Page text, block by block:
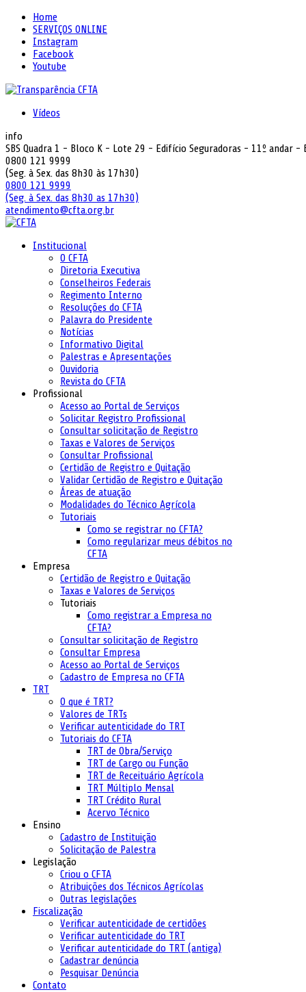
Home
SERVIÇOS ONLINE
Instagram
Facebook
Youtube
Vídeos
info
SBS Quadra 1 - Bloco K - Lote 29 - Edifício Seguradoras - 11º andar
0800 121 9999
(Seg. à Sex. das 8h30 às 17h30)
0800 121 9999
(Seg. à Sex. das 8h30 as 17h30)
atendimento@cfta.org.br
Institucional
O CFTA
Diretoria Executiva
Conselheiros Federais
Regimento Interno
Resoluções do CFTA
Palavra do Presidente
Notícias
Informativo Digital
Palestras e Apresentações
Ouvidoria
Revista do CFTA
Profissional
Acesso ao Portal de Serviços
Solicitar Registro Profissional
Consultar solicitação de Registro
Taxas e Valores de Serviços
Consultar Profissional
Certidão de Registro e Quitação
Validar Certidão de Registro e Quitação
Áreas de atuação
Modalidades do Técnico Agrícola
Tutoriais
Como se registrar no CFTA?
Como regularizar meus débitos no
CFTA
Empresa
Certidão de Registro e Quitação
Taxas e Valores de Serviços
Tutoriais
Como registrar a Empresa no
CFTA?
Consultar solicitação de Registro
Consultar Empresa
Acesso ao Portal de Serviços
Cadastro de Empresa no CFTA
TRT
O que é TRT?
Valores de TRTs
Verificar autenticidade do TRT
Tutoriais do CFTA
TRT de Obra/Serviço
TRT de Cargo ou Função
TRT de Receituário Agrícola
TRT Múltiplo Mensal
TRT Crédito Rural
Acervo Técnico
Ensino
Cadastro de Instituição
Solicitação de Palestra
Legislação
Criou o CFTA
Atribuições dos Técnicos Agrícolas
Outras legislações
Fiscalização
Verificar autenticidade de certidões
Verificar autenticidade do TRT
Verificar autenticidade do TRT (antiga)
Cadastrar denúncia
Pesquisar Denúncia
Contato